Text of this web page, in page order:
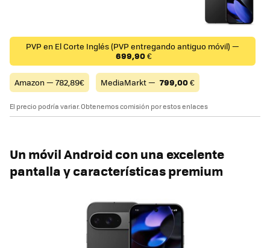
PVP en El Corte Inglés (PVP entregando antiguo móvil) —
699,90€
Amazon — 782,89€ MediaMarkt — 799,00€
El precio podría variar. Obtenemos comisión por estos enlaces
Un móvil Android con una excelente
pantalla y características premium